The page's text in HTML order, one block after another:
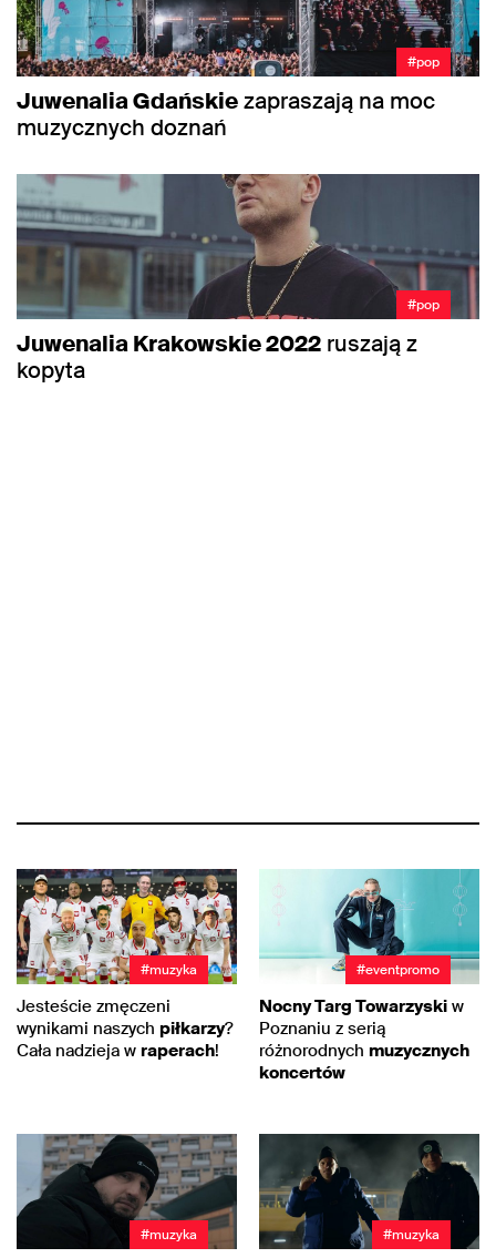
#pop
Juwenalia Gdańskiezapraszają na moc
muzycznych doznań
#pop
Juwenalia Krakowskie 2022 ruszają z
kopyta
#muzyka
Jesteście zmęczeni
wynikami naszych piłkarzy?
Cała nadzieja w raperach!
#eventpromo
Nocny Targ Towarzyski w
Poznaniu z serią
różnorodnych muzycznych
koncertów
#muzyka #muzyka